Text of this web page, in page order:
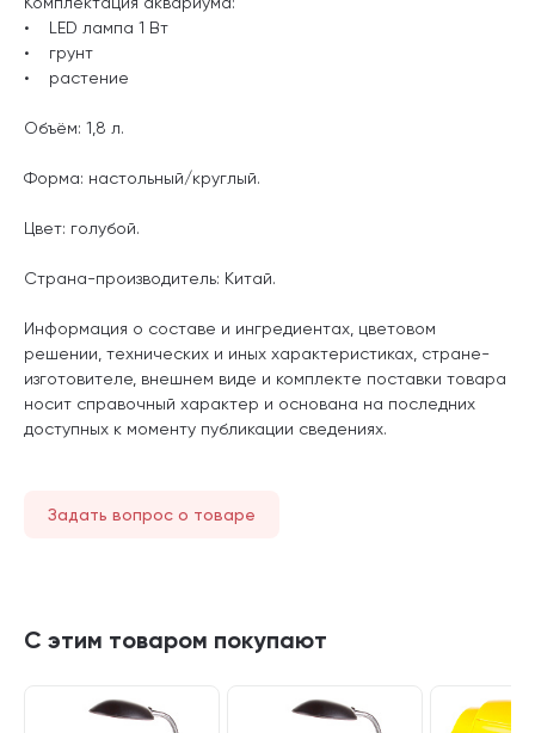
• LED лампа 1 Вт
• грунт
• растение
Объём: 1,8 л.
Форма: настольный/круглый.
Цвет: голубой.
Страна-производитель: Китай.
Информация о составе и ингредиентах, цветовом
решении, технических и иных характеристиках, стране-
изготовителе, внешнем виде и комплекте поставки товара
носит справочный характер и основана на последних
доступных к моменту публикации сведениях.
Задать вопрос о товаре
С этим товаром покупают